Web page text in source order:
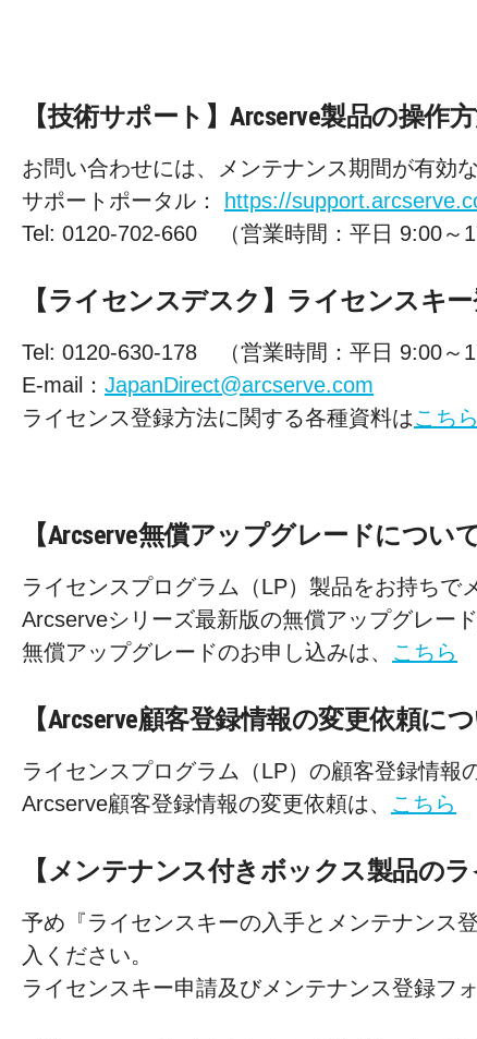
【技術サポート】Arcserve製品の操
お問い合わせには、メンテナンス期間が有効
サポートポータル：
https://
Tel: 0120-702-660 （営業時間：平日 9:00～
【ライセンスデスク】ライセンスキ
Tel: 0120-630-178 （営業時間：平日 9:00～
E-mail： JapanDirect@arcserve.com
ライセンス登録方法に関する各種資料はこち
【Arcserve無償アップグレードについて
ライセンスプログラム（LP）製品をお持ちで
Arcserveシリーズ最新版の無償アップグレー
無償アップグレードのお申し込みは、 こちら
【Arcserve顧客登録情報の変更依頼につ
ライセンスプログラム（LP）の顧客登録情報
Arcserve顧客登録情報の変更依頼は、 こちら
【メンテナンス付きボックス製品の
予め『ライセンスキーの入手とメンテナンス
入ください。
ライセンスキー申請及びメンテナンス登録フォ